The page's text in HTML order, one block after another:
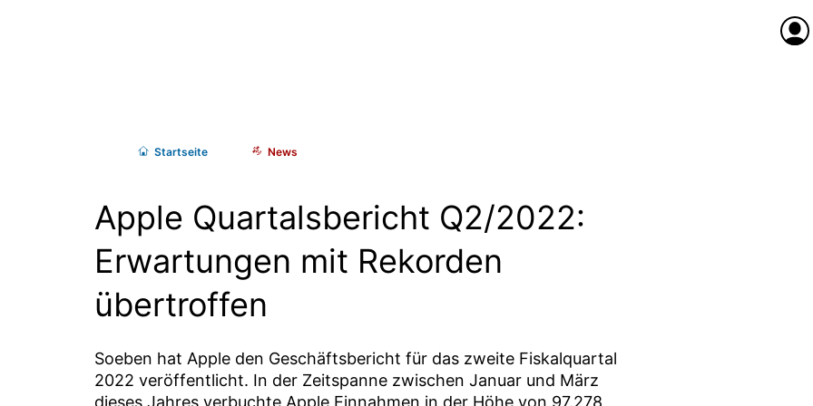
Startseite News
Apple Quartalsbericht Q2/2022:
Erwartungen mit Rekorden
übertroffen
Soeben hat Apple den Geschäftsbericht für das zweite Fiskalquartal
2022 veröffentlicht. In der Zeitspanne zwischen Januar und März
dieses Jahres verbuchte Apple Einnahmen in der Höhe von 97.278